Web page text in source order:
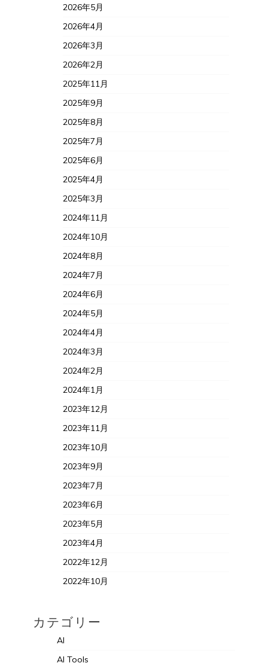
2026年5月
2026年4月
2026年3月
2026年2月
2025年11月
2025年9月
2025年8月
2025年7月
2025年6月
2025年4月
2025年3月
2024年11月
2024年10月
2024年8月
2024年7月
2024年6月
2024年5月
2024年4月
2024年3月
2024年2月
2024年1月
2023年12月
2023年11月
2023年10月
2023年9月
2023年7月
2023年6月
2023年5月
2023年4月
2022年12月
2022年10月
カテゴリー
AI
AI Tools